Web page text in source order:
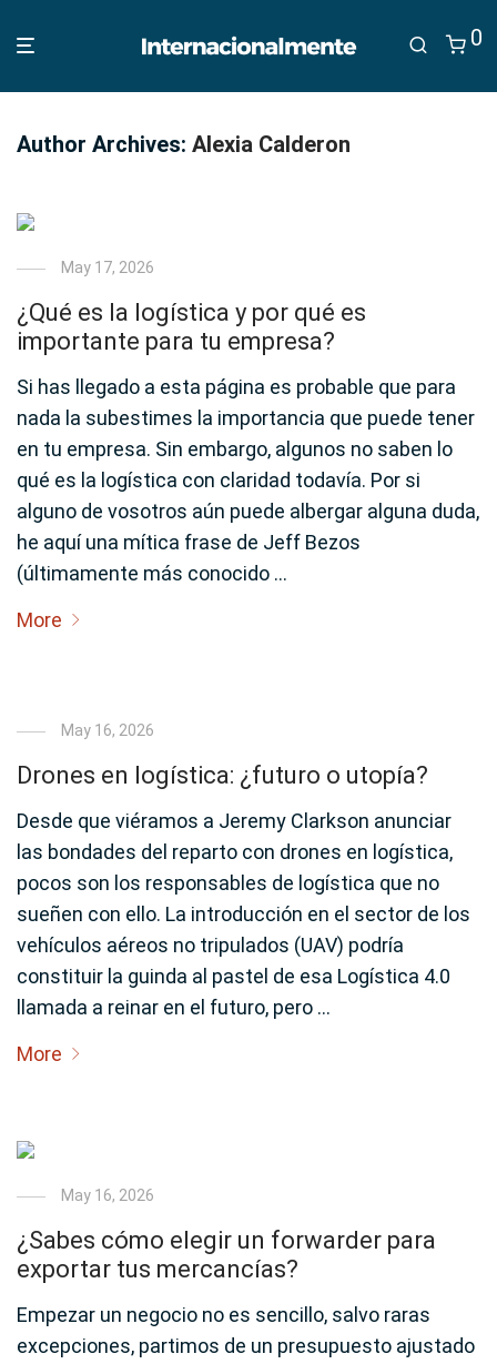
0
Author Archives: Alexia Calderon
May 17, 2026
¿Qué es la logística y por qué es
importante para tu empresa?
Si has llegado a esta página es probable que para
nada la subestimes la importancia que puede tener
en tu empresa. Sin embargo, algunos no saben lo
qué es la logística con claridad todavía. Por si
alguno de vosotros aún puede albergar alguna duda,
he aquí una mítica frase de Jeff Bezos
(últimamente más conocido …
More
May 16, 2026
Drones en logística: ¿futuro o utopía?
Desde que viéramos a Jeremy Clarkson anunciar
las bondades del reparto con drones en logística,
pocos son los responsables de logística que no
sueñen con ello. La introducción en el sector de los
vehículos aéreos no tripulados (UAV) podría
constituir la guinda al pastel de esa Logística 4.0
llamada a reinar en el futuro, pero …
More
May 16, 2026
¿Sabes cómo elegir un forwarder para
exportar tus mercancías?
Empezar un negocio no es sencillo, salvo raras
excepciones, partimos de un presupuesto ajustado